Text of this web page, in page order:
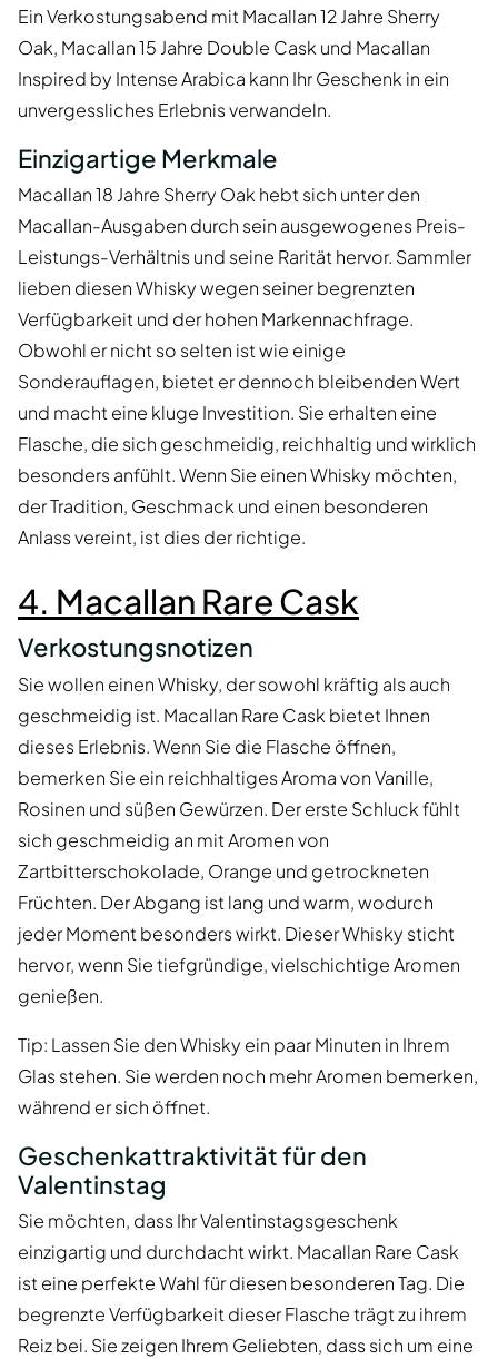
Ein Verkostungsabend mit Macallan 12 Jahre Sherry
Oak, Macallan 15 Jahre Double Cask und Macallan
Inspired by Intense Arabica kann Ihr Geschenk in ein
unvergessliches Erlebnis verwandeln.
Einzigartige Merkmale
Macallan 18 Jahre Sherry Oak hebt sich unter den
Macallan-Ausgaben durch sein ausgewogenes Preis-
Leistungs-Verhältnis und seine Rarität hervor. Sammler
lieben diesen Whisky wegen seiner begrenzten
Verfügbarkeit und der hohen Markennachfrage.
Obwohl er nicht so selten ist wie einige
Sonderauflagen, bietet er dennoch bleibenden Wert
und macht eine kluge Investition. Sie erhalten eine
Flasche, die sich geschmeidig, reichhaltig und wirklich
besonders anfühlt. Wenn Sie einen Whisky möchten,
der Tradition, Geschmack und einen besonderen
Anlass vereint, ist dies der richtige.
4. Macallan Rare Cask
Verkostungsnotizen
Sie wollen einen Whisky, der sowohl kräftig als auch
geschmeidig ist. Macallan Rare Cask bietet Ihnen
dieses Erlebnis. Wenn Sie die Flasche öffnen,
bemerken Sie ein reichhaltiges Aroma von Vanille,
Rosinen und süßen Gewürzen. Der erste Schluck fühlt
sich geschmeidig an mit Aromen von
Zartbitterschokolade, Orange und getrockneten
Früchten. Der Abgang ist lang und warm, wodurch
jeder Moment besonders wirkt. Dieser Whisky sticht
hervor, wenn Sie tiefgründige, vielschichtige Aromen
genießen.
Tip: Lassen Sie den Whisky ein paar Minuten in Ihrem
Glas stehen. Sie werden noch mehr Aromen bemerken,
während er sich öffnet.
Geschenkattraktivität für den
Valentinstag
Sie möchten, dass Ihr Valentinstagsgeschenk
einzigartig und durchdacht wirkt. Macallan Rare Cask
ist eine perfekte Wahl für diesen besonderen Tag. Die
begrenzte Verfügbarkeit dieser Flasche trägt zu ihrem
Reiz bei. Sie zeigen Ihrem Geliebten, dass sich um eine